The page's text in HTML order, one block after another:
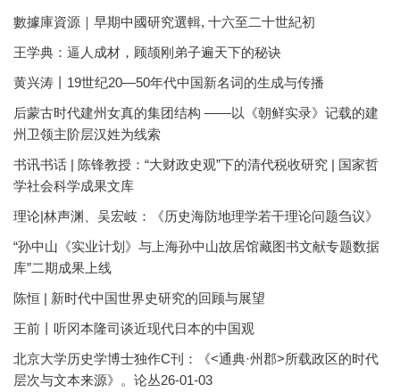
數據庫資源｜早期中國研究選輯, 十六至二十世紀初
王学典：逼人成材，顾颉刚弟子遍天下的秘诀
黄兴涛丨19世纪20—50年代中国新名词的生成与传播
后蒙古时代建州女真的集团结构 ——以《朝鲜实录》记载的建
州卫领主阶层汉姓为线索
书讯书话 | 陈锋教授：“大财政史观”下的清代税收研究 | 国家哲
学社会科学成果文库
理论|林声渊、吴宏岐：《历史海防地理学若干理论问题刍议》
“孙中山《实业计划》与上海孙中山故居馆藏图书文献专题数据
库”二期成果上线
陈恒 | 新时代中国世界史研究的回顾与展望
王前丨听冈本隆司谈近现代日本的中国观
北京大学历史学博士独作C刊：《<通典·州郡>所载政区的时代
层次与文本来源》。论丛26-01-03